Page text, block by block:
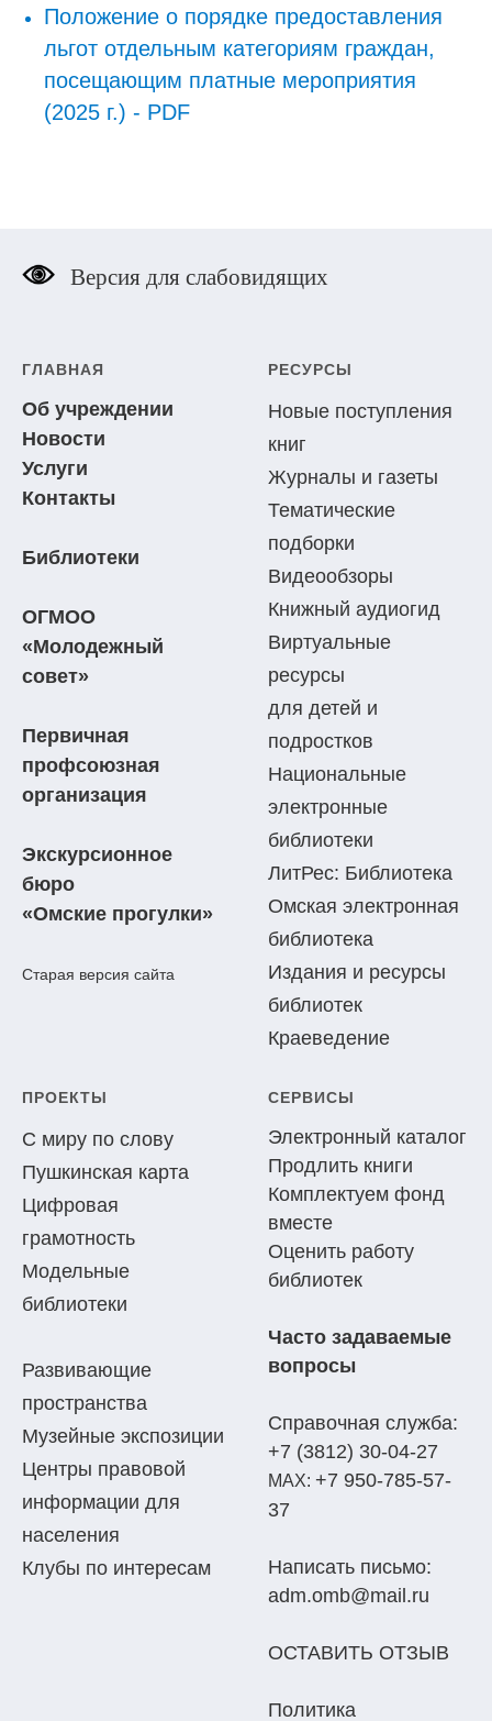
Положение о порядке предоставления
льгот отдельным категориям граждан,
посещающим платные мероприятия
(2025 г.) - PDF
Версия для слабовидящих
ГЛАВНАЯ
Об учреждении
Новости
Услуги
Контакты
Библиотеки
ОГМОО
«Молодежный
совет»
Первичная
профсоюзная
организация
Экскурсионное
бюро
«Омские прогулки»
Старая версия сайта
РЕСУРСЫ
Новые поступления
книг
Журналы и газеты
Тематические
подборки
Видеообзоры
Книжный аудиогид
Виртуальные
ресурсы
для детей и
подростков
Национальные
электронные
библиотеки
ЛитРес: Библиотека
Омская электронная
библиотека
Издания и ресурсы
библиотек
Краеведение
ПРОЕКТЫ
С миру по слову
Пушкинская карта
Цифровая
грамотность
Модельные
библиотеки
Развивающие
пространства
Музейные экспозиции
Центры правовой
информации для
населения
Клубы по интересам
СЕРВИСЫ
Электронный каталог
Продлить книги
Комплектуем фонд
вместе
Оценить работу
библиотек
Часто задаваемые
вопросы
Справочная служба:
+7 (3812) 30-04-27
МАХ: +7 950-785-57-
37
Написать письмо:
adm.omb@mail.ru
ОСТАВИТЬ ОТЗЫВ
Политика